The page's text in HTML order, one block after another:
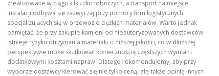
zrealizowane w ciągu kilku dni roboczych, a transport na miejsce
instalacji odbywa się zazwyczaj przy pomocy firm logistycznych
specjalizujących się w przewozie ciężkich materiałów. Warto jednak
pamiętać, że przy zakupie kamieni od nieautoryzowanych dostawców
istnieje ryzyko otrzymania materiału o niższej jakości, co w dłuższej
perspektywie może skutkować koniecznością częstszych wymian i
dodatkowymi kosztami napraw. Dlatego rekomendujemy, aby przy
wyborze dostawcy kierować się nie tylko ceną, ale także opinią innych